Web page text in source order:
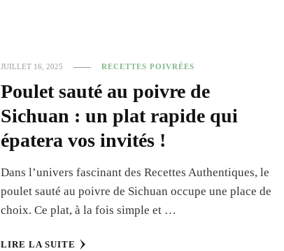
JUILLET 16, 2025 RECETTES POIVRÉES
Poulet sauté au poivre de
Sichuan : un plat rapide qui
épatera vos invités !
Dans l’univers fascinant des Recettes Authentiques, le
poulet sauté au poivre de Sichuan occupe une place de
choix. Ce plat, à la fois simple et …
LIRE LA SUITE